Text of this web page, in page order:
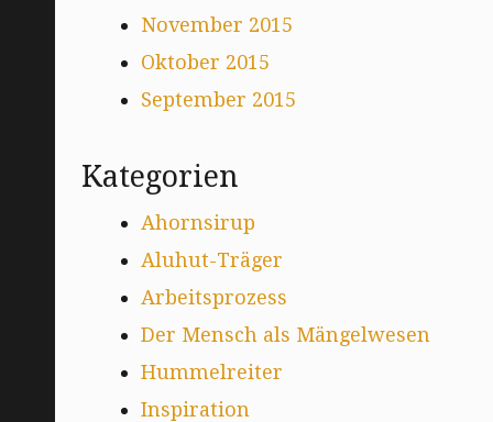
November 2015
Oktober 2015
September 2015
Kategorien
Ahornsirup
Aluhut-Träger
Arbeitsprozess
Der Mensch als Mängelwesen
Hummelreiter
Inspiration